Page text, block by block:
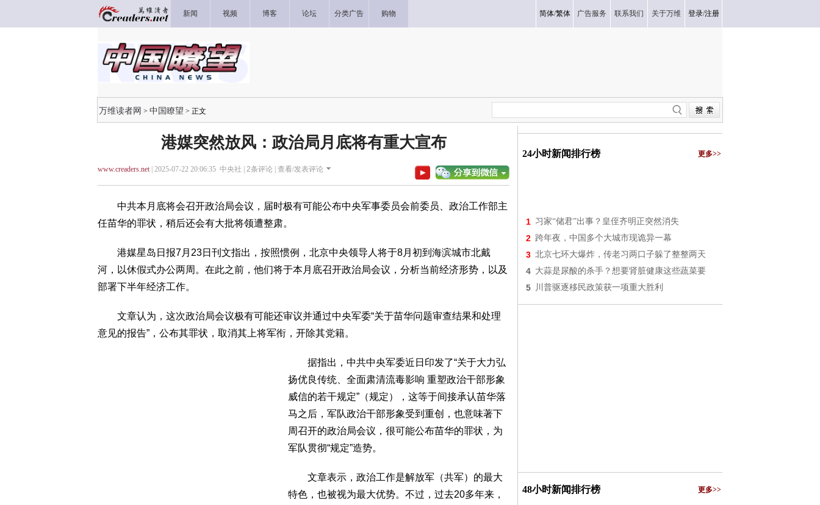
新闻 视频 博客 论坛 分类广告 购物 简体/繁体 广告服务 联系我们 关于万维 登录/注册
万维读者网 > 中国瞭望 > 正文
港媒突然放风：政治局月底将有重大宣布
www.creaders.net| 2025-07-22 20:06:35 中央社 | 2条评论 | 查看/发表评论
中共本月底将会召开政治局会议，届时极有可能公布中央军事委员会前委员、政治工作部主
任苗华的罪状，稍后还会有大批将领遭整肃。
港媒星岛日报7月23日刊文指出，按照惯例，北京中央领导人将于8月初到海滨城市北戴
河，以休假式办公两周。在此之前，他们将于本月底召开政治局会议，分析当前经济形势，以及
部署下半年经济工作。
文章认为，这次政治局会议极有可能还审议并通过中央军委“关于苗华问题审查结果和处理
意见的报告”，公布其罪状，取消其上将军衔，开除其党籍。
据指出，中共中央军委近日印发了“关于大力弘
扬优良传统、全面肃清流毒影响 重塑政治干部形象
威信的若干规定”（规定），这等于间接承认苗华落
马之后，军队政治干部形象受到重创，也意味著下
周召开的政治局会议，很可能公布苗华的罪状，为
军队贯彻“规定”造势。
文章表示，政治工作是解放军（共军）的最大
特色，也被视为最大优势。不过，过去20多年来，
24小时新闻排行榜 更多>>
1 习家“储君”出事？皇侄齐明正突然消失
2 跨年夜，中国多个大城市现诡异一幕
3 北京七环大爆炸，传老习两口子躲了整整两天
4 大蒜是尿酸的杀手？想要肾脏健康这些蔬菜要
5 川普驱逐移民政策获一项重大胜利
48小时新闻排行榜 更多>>